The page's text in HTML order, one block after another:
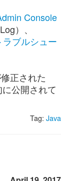
Console
）、
ブルシュー
正された
公開されて
Tag: Java